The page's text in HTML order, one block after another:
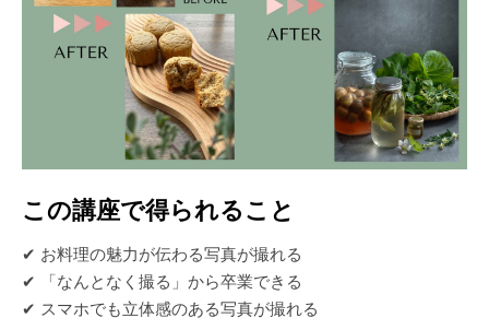
この講座で得られること
✔ お料理の魅力が伝わる写真が撮れる
✔ 「なんとなく撮る」から卒業できる
✔ スマホでも立体感のある写真が撮れる